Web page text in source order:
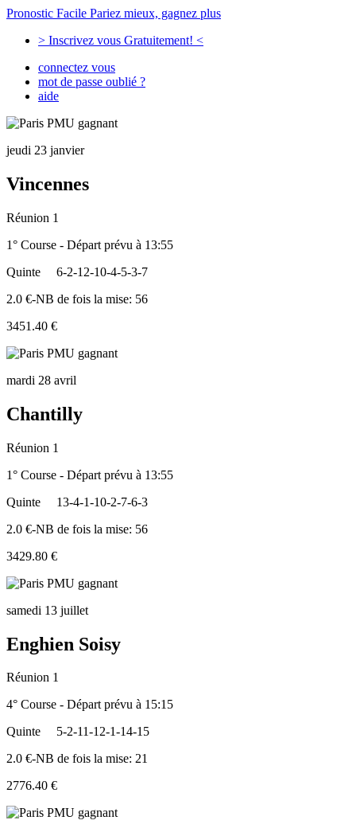
Pronostic Facile Pariez mieux, gagnez plus
> Inscrivez vous Gratuitement! <
connectez vous
mot de passe oublié ?
aide
jeudi 23 janvier
Vincennes
Réunion 1
1° Course - Départ prévu à 13:55
Quinte
6-2-12-10-4-5-3-7
2.0 €-NB de fois la mise: 56
3451.40 €
mardi 28 avril
Chantilly
Réunion 1
1° Course - Départ prévu à 13:55
Quinte
13-4-1-10-2-7-6-3
2.0 €-NB de fois la mise: 56
3429.80 €
samedi 13 juillet
Enghien Soisy
Réunion 1
4° Course - Départ prévu à 15:15
Quinte
5-2-11-12-1-14-15
2.0 €-NB de fois la mise: 21
2776.40 €